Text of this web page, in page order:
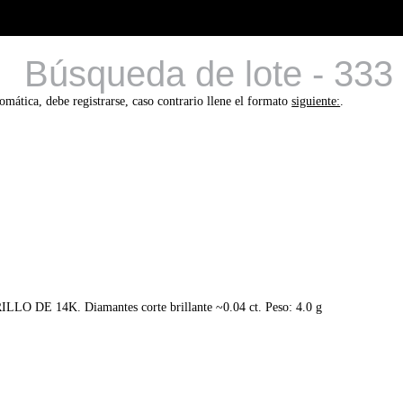
Búsqueda de lote - 333
debe registrarse, caso contrario llene el formatosiguiente:.
DE 14K. Diamantes corte brillante ~0.04 ct. Peso: 4.0 g